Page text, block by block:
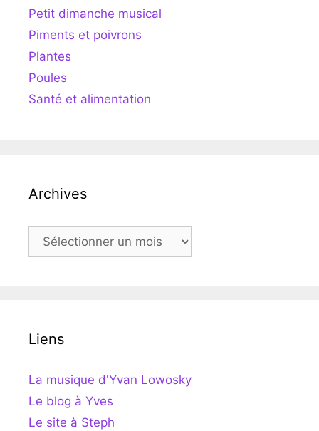
Petit dimanche musical
Piments et poivrons
Plantes
Poules
Santé et alimentation
Archives
Archives
Liens
La musique d'Yvan Lowosky
Le blog à Yves
Le site à Steph